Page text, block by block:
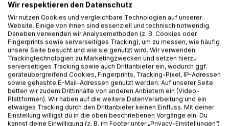
Auf die Merkliste
Titel bewerten
BESCHREIBUNG
Wir respektieren den Datenschutz
Wir nutzen Cookies und vergleichbare Technologien auf unserer
Website. Einige von ihnen sind essenziell und technisch notwendig.
Daneben verwenden wir Analysemethoden (z. B. Cookies oder
Fingerprints sowie serverseitiges Tracking), um zu messen, wie häufig
unsere Seite besucht und wie sie genutzt wird. Wir verwenden
Trackingtechnologien zu Marketingzwecken und setzen hierzu
serverseitiges Tracking sowie auch Drittanbieter ein, wodurch ggf.
geräteübergreifend Cookies, Fingerprints, Tracking-Pixel, IP-Adressen
sowie gehashte E-Mail-Adressen genutzt werden. Auf unserer Seite
betten wir zudem Drittinhalte von anderen Anbietern ein (Video-
Plattformen). Wir haben auf die weitere Datenverarbeitung und ein
etwaiges Tracking durch den Drittanbieter keinen Einfluss. Mit deiner
Einstellung willigst du in die oben beschriebenen Vorgänge ein. Du
kannst deine Einwilligung (z. B. im Footer unter „Privacy-Einstellungen“)